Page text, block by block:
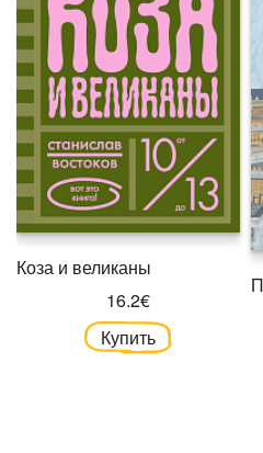
Коза и великаны
16.2€
Купить